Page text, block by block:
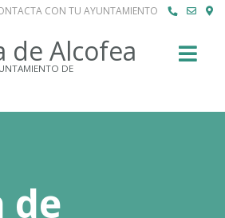
CON TU AYUNTAMIENTO
de Alcofea
DE
de